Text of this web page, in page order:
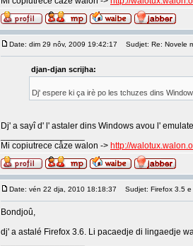
Date: dim 29 nôv, 2009 19:42:17 Sudjet: Re: Novele
djan-djan scrijha:
Dj' espere ki ça irè po les tchuzes dins
Dj' a sayî d' l' astaler dins Windows avou l'
Mi copiutrece cåze walon -> http://
Date: vén 22 dja, 2010 18:18:37 Sudjet: Firefox 3.5 e
Bondjoû,
dj' a astalé Firefox 3.6. Li pacaedje di lingaedje